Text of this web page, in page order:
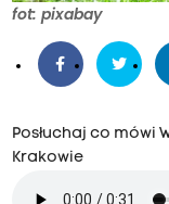
fot: pixabay
Posłuchaj co mówi
Krakowie